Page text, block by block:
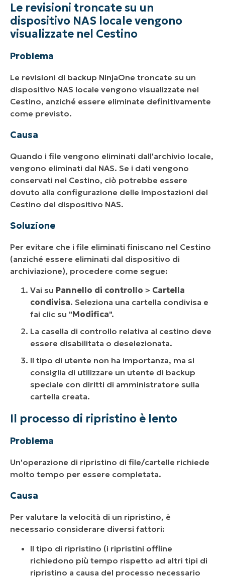
Le revisioni troncate su un
dispositivo NAS locale vengono
visualizzate nel Cestino
Problema
Le revisioni di backup NinjaOne troncate su un
dispositivo NAS locale vengono visualizzate nel
Cestino, anziché essere eliminate definitivamente
come previsto.
Causa
Quando i file vengono eliminati dall'archivio locale,
vengono eliminati dal NAS. Se i dati vengono
conservati nel Cestino, ciò potrebbe essere
dovuto alla configurazione delle impostazioni del
Cestino del dispositivo NAS.
Soluzione
Per evitare che i file eliminati finiscano nel Cestino
(anziché essere eliminati dal dispositivo di
archiviazione), procedere come segue:
Vai su Pannello di controllo > Cartella
condivisa. Seleziona una cartella condivisa e
fai clic su "Modifica".
La casella di controllo relativa al cestino deve
essere disabilitata o deselezionata.
Il tipo di utente non ha importanza, ma si
consiglia di utilizzare un utente di backup
speciale con diritti di amministratore sulla
cartella creata.
Il processo di ripristino è lento
Problema
Un'operazione di ripristino di file/cartelle richiede
molto tempo per essere completata.
Causa
Per valutare la velocità di un ripristino, è
necessario considerare diversi fattori:
Il tipo di ripristino (i ripristini offline
richiedono più tempo rispetto ad altri tipi di
ripristino a causa del processo necessario